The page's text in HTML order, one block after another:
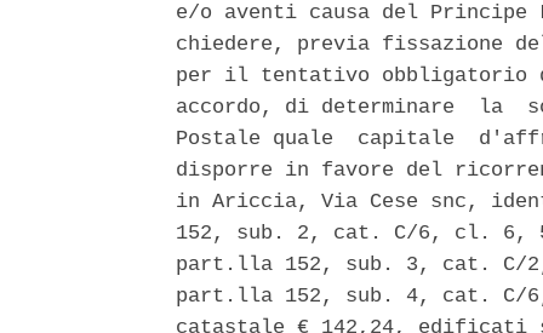
e/o aventi causa del
chiedere, previa fissazione
per il tentativo obbligatorio
accordo, di determinare  la
Postale quale  capitale
disporre in favore del
in Ariccia, Via Cese snc,
152, sub. 2, cat. C/6, cl. 6,
part.lla 152, sub. 3, cat. C/
part.lla 152, sub. 4, cat. C/
catastale € 142,24,